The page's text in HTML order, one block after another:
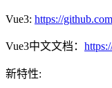
Vue3: https://
Vue3中文文档：
新特性: